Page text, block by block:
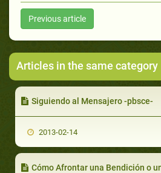
Previous article
Articles in the same category
Siguiendo al Mensajero -pbsce-
2013-02-14
Cómo Afrontar una Bendición o una